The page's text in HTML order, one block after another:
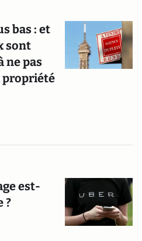
bas : et
sont
ne pas
propriété
est-
?